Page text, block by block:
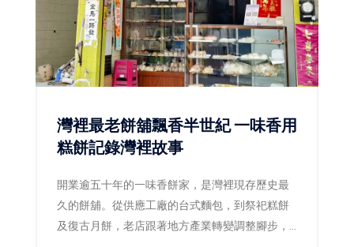
灣裡最老餅舖飄香半世紀 一味香用
糕餅記錄灣裡故事
開業逾五十年的一味香餅家，是灣裡現存歷史最
久的餅舖。從供應工廠的台式麵包，到祭祀糕餅
及復古月餅，老店跟著地方產業轉變調整腳步，